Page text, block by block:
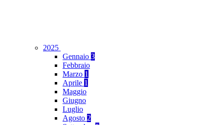
2025
Gennaio 3
Febbraio
Marzo 1
Aprile 1
Maggio
Giugno
Luglio
Agosto 2